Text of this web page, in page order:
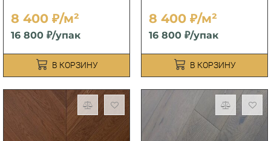
8 400 ₽/м²
16 800 ₽/упак
В КОРЗИНУ
8 400 ₽/м²
16 800 ₽/упак
В КОРЗИНУ